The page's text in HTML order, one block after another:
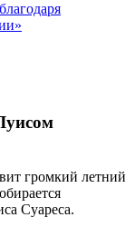
громкий летний
Суареса.